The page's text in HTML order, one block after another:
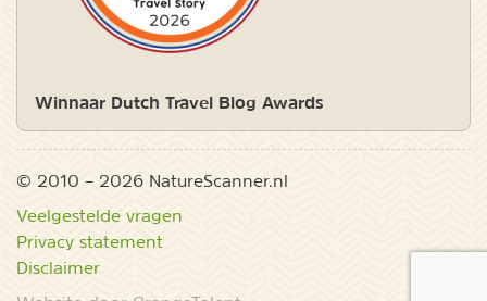
Winnaar Dutch Travel Blog Awards
© 2010 – 2026 NatureScanner.nl
Veelgestelde vragen
Privacy statement
Disclaimer